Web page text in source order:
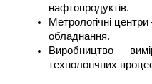
нафтопродуктів.
Метрологічні
обладнання.
Виробництво —
технологічних